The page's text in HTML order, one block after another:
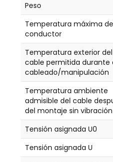
Peso
Temperatura máxima
conductor
Temperatura exterior del
cable permitida durante
cableado/manipulación
Temperatura ambiente
admisible del cable
del montaje sin vibración
Tensión asignada U0
Tensión asignada U